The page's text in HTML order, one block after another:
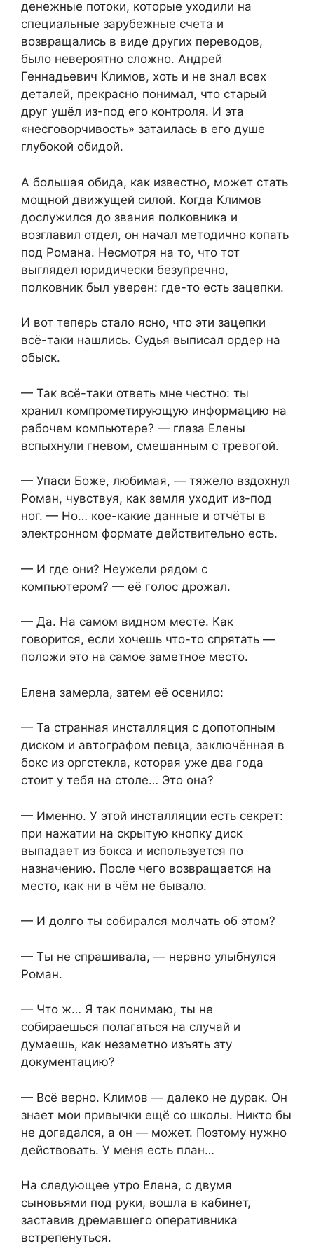
денежные потоки, которые уходили на
специальные зарубежные счета и
возвращались в виде других переводов,
было невероятно сложно. Андрей
Геннадьевич Климов, хоть и не знал всех
деталей, прекрасно понимал, что старый
друг ушёл из-под его контроля. И эта
«несговорчивость» затаилась в его душе
глубокой обидой.
А большая обида, как известно, может стать
мощной движущей силой. Когда Климов
дослужился до звания полковника и
возглавил отдел, он начал методично копать
под Романа. Несмотря на то, что тот
выглядел юридически безупречно,
полковник был уверен: где-то есть зацепки.
И вот теперь стало ясно, что эти зацепки
всё-таки нашлись. Судья выписал ордер на
обыск.
— Так всё-таки ответь мне честно: ты
хранил компрометирующую информацию на
рабочем компьютере? — глаза Елены
вспыхнули гневом, смешанным с тревогой.
— Упаси Боже, любимая, — тяжело вздохнул
Роман, чувствуя, как земля уходит из-под
ног. — Но… кое-какие данные и отчёты в
электронном формате действительно есть.
— И где они? Неужели рядом с
компьютером? — её голос дрожал.
— Да. На самом видном месте. Как
говорится, если хочешь что-то спрятать —
положи это на самое заметное место.
Елена замерла, затем её осенило:
— Та странная инсталляция с допотопным
диском и автографом певца, заключённая в
бокс из оргстекла, которая уже два года
стоит у тебя на столе… Это она?
— Именно. У этой инсталляции есть секрет:
при нажатии на скрытую кнопку диск
выпадает из бокса и используется по
назначению. После чего возвращается на
место, как ни в чём не бывало.
— И долго ты собирался молчать об этом?
— Ты не спрашивала, — нервно улыбнулся
Роман.
— Что ж… Я так понимаю, ты не
собираешься полагаться на случай и
думаешь, как незаметно изъять эту
документацию?
— Всё верно. Климов — далеко не дурак. Он
знает мои привычки ещё со школы. Никто бы
не догадался, а он — может. Поэтому нужно
действовать. У меня есть план…
На следующее утро Елена, с двумя
сыновьями под руки, вошла в кабинет,
заставив дремавшего оперативника
встрепенуться.